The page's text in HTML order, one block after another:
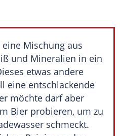
Mischung aus
und Mineralien in ein
etwas andere
eine entschlackende
möchte darf aber
Bier probieren, um zu
schmeckt.